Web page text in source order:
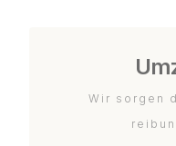
Wir sorgen